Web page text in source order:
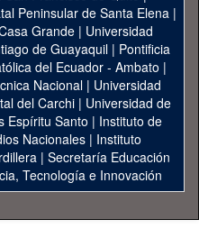
Peninsular de Santa Elena|
Grande | Universidad
de Guayaquil| Pontificia
del Ecuador - Ambato |
Nacional| Universidad
del Carchi| Universidad de
Espíritu Santo | Instituto de
Nacionales | Instituto
| Secretaría Educación
Tecnología e Innovación